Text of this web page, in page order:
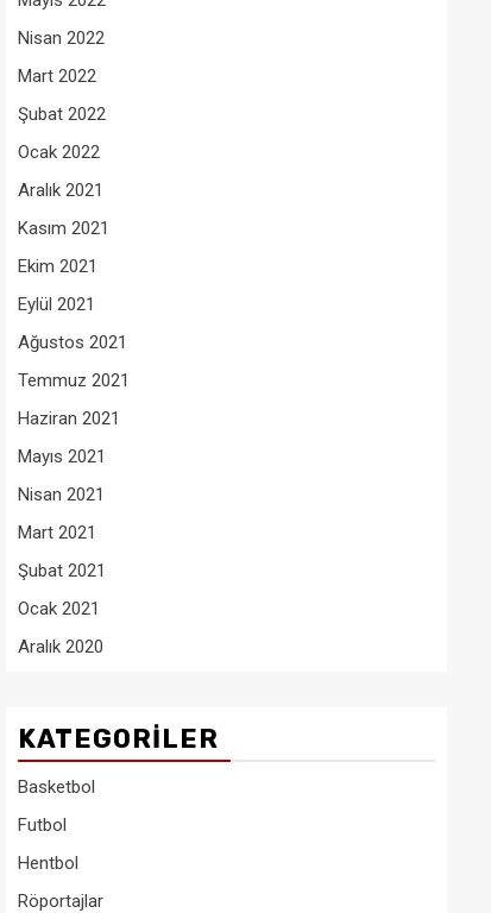
Nisan 2022
Mart 2022
Şubat 2022
Ocak 2022
Aralık 2021
Kasım 2021
Ekim 2021
Eylül 2021
Ağustos 2021
Temmuz 2021
Haziran 2021
Mayıs 2021
Nisan 2021
Mart 2021
Şubat 2021
Ocak 2021
Aralık 2020
KATEGORILER
Basketbol
Futbol
Hentbol
Röportajlar